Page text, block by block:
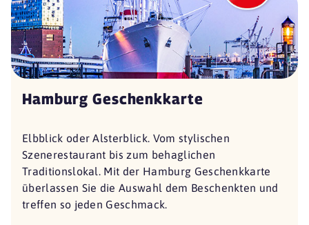
Hamburg Geschenkkarte
Elbblick oder Alsterblick. Vom stylischen
Szenerestaurant bis zum behaglichen
Traditionslokal. Mit der Hamburg Geschenkkarte
überlassen Sie die Auswahl dem Beschenkten und
treffen so jeden Geschmack.